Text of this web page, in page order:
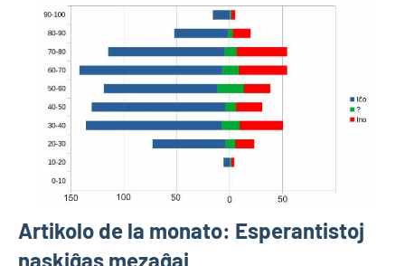
Artikolo de la monato: Esperantistoj
naskiĝas mezaĝaj